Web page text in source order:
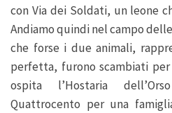
con Via dei Soldati, un leone
Andiamo quindi nel campo
che forse i due animali,
perfetta, furono scambiati per
ospita l’Hostaria
Quattrocento per una